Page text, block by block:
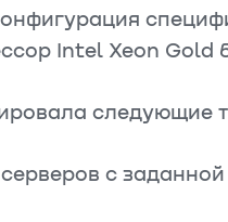
Intel Xeon Gold
следующие
с